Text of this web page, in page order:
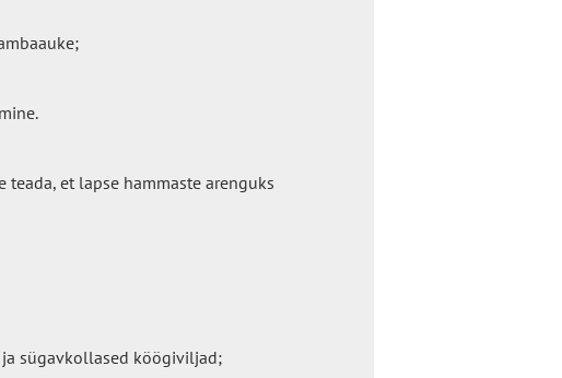
et lapse hammaste arenguks
sügavkollased köögiviljad;